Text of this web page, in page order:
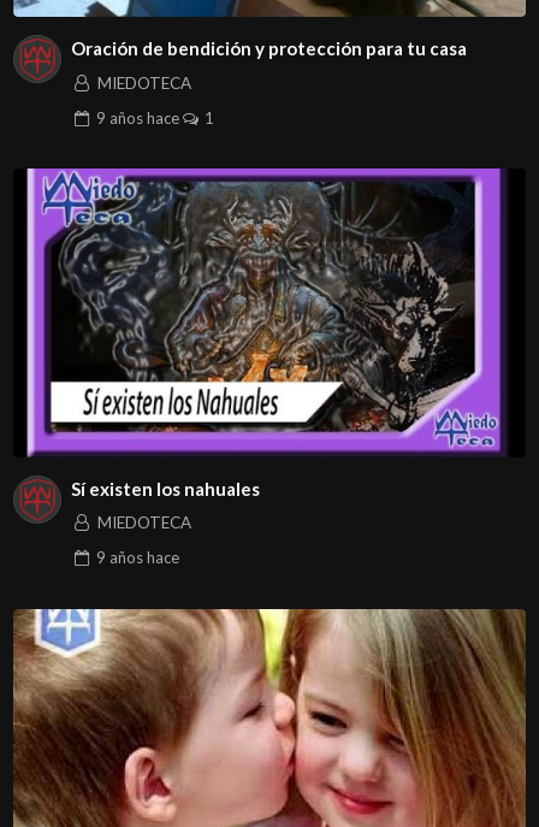
Oración de bendición y protección para tu casa
MIEDOTECA
9 añoshace 1
Sí existen los nahuales
MIEDOTECA
9 añoshace